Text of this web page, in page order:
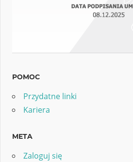
POMOC
Przydatne linki
Kariera
META
Zaloguj się